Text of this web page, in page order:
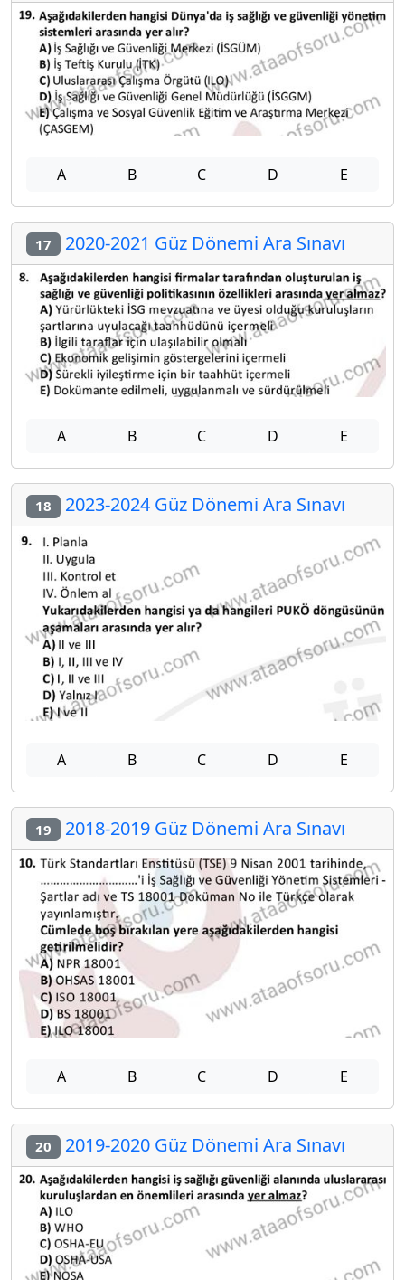
A B C D E
17 2020-2021 Güz Dönemi Ara Sınavı
A B C D E
18 2023-2024 Güz Dönemi Ara Sınavı
A B C D E
19 2018-2019 Güz Dönemi Ara Sınavı
A B C D E
20 2019-2020 Güz Dönemi Ara Sınavı